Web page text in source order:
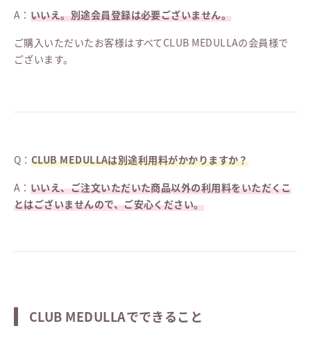
A： いいえ。別途会員登録は必要ございません。
ご購入いただいたお客様はすべてCLUB MEDULLAの会員様で
ございます。
Q： CLUB MEDULLAは別途利用料がかかりますか？
A： いいえ、ご注文いただいた商品以外の利用料をいただくこ
とはございませんので、ご安心ください。
CLUB MEDULLAでできること